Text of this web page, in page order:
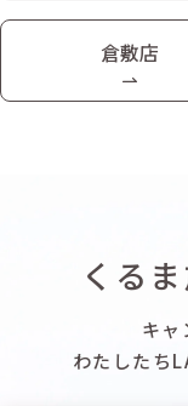
倉敷店
くる
キャ
わたしたち